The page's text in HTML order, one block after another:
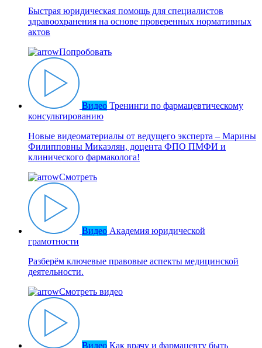
Быстрая юридическая помощь для специалистов
здравоохранения на основе проверенных нормативных
актов
Попробовать
Видео Тренинги по фармацевтическому
консультированию
Новые видеоматериалы от ведущего эксперта – Марины
Филипповны Микаэлян, доцента ФПО ПМФИ и
клинического фармаколога!
Смотреть
Видео Академия юридической
грамотности
Разберём ключевые правовые аспекты медицинской
деятельности.
Смотреть видео
Видео Как врачу и фармацевту быть